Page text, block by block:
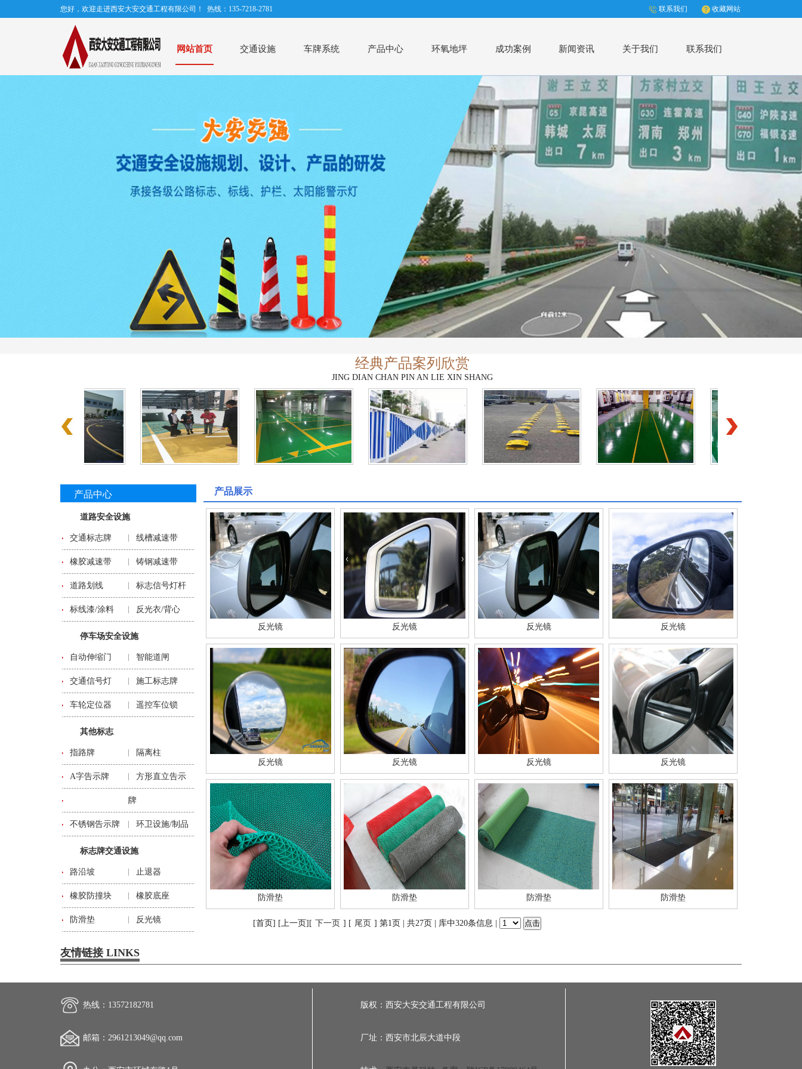
您好，欢迎走进西安大安交通工程有限公司！ 热线：135-7218-2781 收藏网站
联系我们
网站首页 交通设施 车牌系统 产品中心 环氧地坪 成功案例 新闻资讯 关于我们 联系我们
经典产品案列欣赏
JING DIAN CHAN PIN AN LIE XIN SHANG
产品中心
道路安全设施
交通标志牌 线槽减速带
橡胶减速带 铸钢减速带
道路划线 标志信号灯杆
标线漆/涂料 反光衣/背心
停车场安全设施
自动伸缩门 智能道闸
交通信号灯 施工标志牌
车轮定位器 遥控车位锁
其他标志
指路牌 隔离柱
A字告示牌 方形直立告示
牌
不锈钢告示牌 环卫设施/制品
标志牌交通设施
路沿坡 止退器
橡胶防撞块 橡胶底座
防滑垫 反光镜
产品展示
反光镜 反光镜 反光镜 反光镜
反光镜 反光镜 反光镜 反光镜
防滑垫 防滑垫 防滑垫 防滑垫
[首页] [上一页][ 下一页 ] [ 尾页 ] 第1页 | 共27页 | 库中320条信息 |
友情链接 LINKS
热线：13572182781
邮箱：2961213049@qq.com
版权：西安大安交通工程有限公司
厂址：西安市北辰大道中段